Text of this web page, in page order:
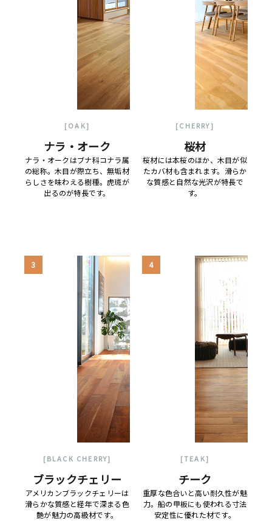
[OAK]
ナラ・オーク
ナラ・オークはブナ科コナラ属
の総称。木目が際立ち、無垢材
らしさを味わえる樹種。虎斑が
出るのが特長です。
[CHERRY]
桜材
桜材には本桜のほか、木目が似
たカバ材も含まれます。滑らか
な質感と自然な光沢が特長で
す。
3
[BLACK CHERRY]
ブラックチェリー
アメリカンブラックチェリーは
滑らかな質感と経年で深まる色
艶が魅力の高級材です。
4
[TEAK]
チーク
重厚な色合いと高い耐久性が魅
力。船の甲板にも使われる寸法
安定性に優れた材です。